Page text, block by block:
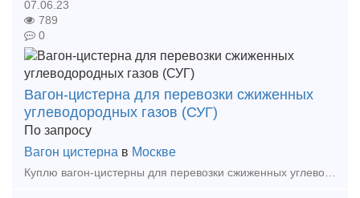
07.06.23
789
0
Вагон-цистерна для перевозки сжиженных
углеводородных газов (СУГ)
По запросу
Вагон цистерна в Москве
Куплю вагон-цистерны для перевозки сжиженных углеводородных газов бывшие в употреблении в хорошем состоянии. В количестве до 50 штук. В хорошем рабочем состоянии. Модели 15-588-01, 15-6855